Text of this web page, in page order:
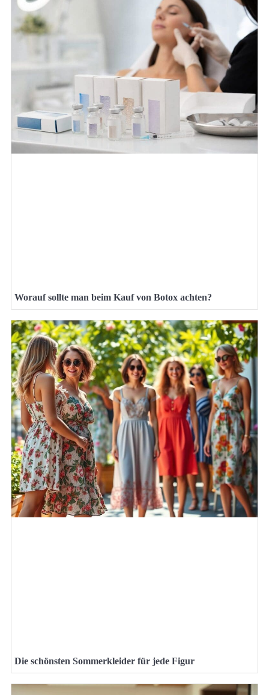
Worauf sollte man beim Kauf von Botox achten?
Die schönsten Sommerkleider für jede Figur